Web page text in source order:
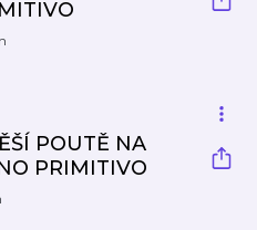
POUTĚ NA
PRIMITIVO